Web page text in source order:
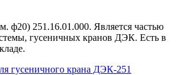
ф20) 251.16.01.000. Является частью
гусеничных кранов ДЭК. Есть в
гусеничного крана ДЭК-251